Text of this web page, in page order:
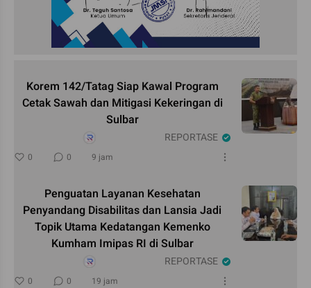
Korem 142/Tatag Siap Kawal Program
Cetak Sawah dan Mitigasi Kekeringan di
Sulbar
REPORTASE
0 0 9 jam
Penguatan Layanan Kesehatan
Penyandang Disabilitas dan Lansia Jadi
Topik Utama Kedatangan Kemenko
Kumham Imipas RI di Sulbar
REPORTASE
0 0 19 jam